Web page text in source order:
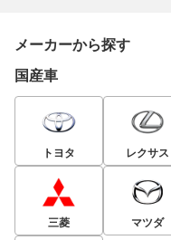
メーカーから探す
国産車
トヨタ レクサス
三菱 マツダ